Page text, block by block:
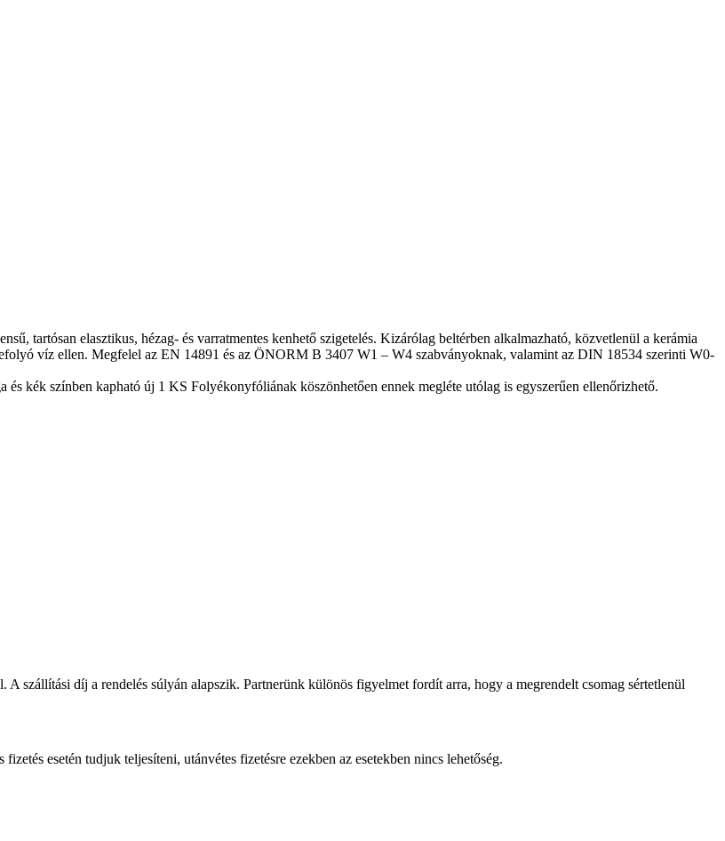
tartósan elasztikus, hézag- és varratmentes kenhető szigetelés. Kizárólag beltérben alkalmazható, közvetlenül a kerámia
víz ellen. Megfelel az EN 14891 és az ÖNORM B 3407 W1 – W4 szabványoknak, valamint az DIN 18534 szerinti W0-
kék színben kapható új 1 KS Folyékonyfóliának köszönhetően ennek megléte utólag is egyszerűen ellenőrizhető.
szállítási díj a rendelés súlyán alapszik. Partnerünk különös figyelmet fordít arra, hogy a megrendelt csomag sértetlenül
esetén tudjuk teljesíteni, utánvétes fizetésre ezekben az esetekben nincs lehetőség.